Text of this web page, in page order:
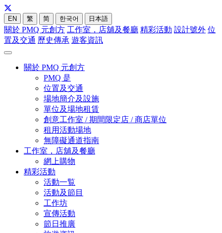
EN 繁 简 한국어 日本語
關於 PMQ 元創方 工作室，店舖及餐廳 精彩活動 設計號外 位
置及交通 歷史傳承 遊客資訊
關於 PMQ 元創方
PMQ 是
位置及交通
場地簡介及設施
單位及場地租賃
創意工作室 / 期間限定店 / 商店單位
租用活動場地
無障礙通道指南
工作室，店舖及餐廳
網上購物
精彩活動
活動一覧
活動及節目
工作坊
宣傳活動
節日推廣